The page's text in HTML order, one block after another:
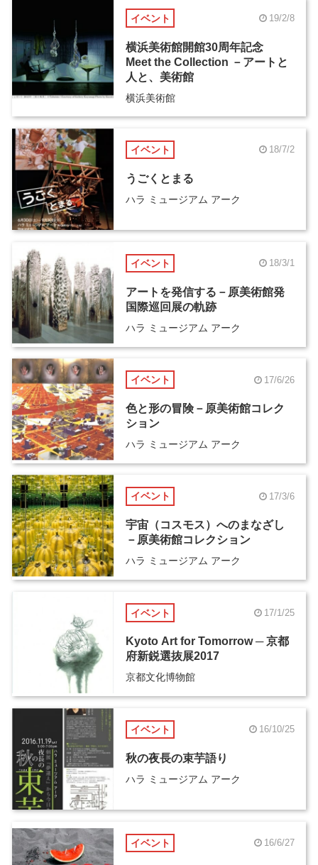
イベント 19/2/8
横浜美術館開館30周年記念
Meet the Collection －アートと
人と、美術館
横浜美術館
イベント 18/7/2
うごくとまる
ハラ ミュージアム アーク
イベント 18/3/1
アートを発信する－原美術館発
国際巡回展の軌跡
ハラ ミュージアム アーク
イベント 17/6/26
色と形の冒険－原美術館コレク
ション
ハラ ミュージアム アーク
イベント 17/3/6
宇宙（コスモス）へのまなざし
－原美術館コレクション
ハラ ミュージアム アーク
イベント 17/1/25
Kyoto Art for Tomorrow ─ 京都
府新鋭選抜展2017
京都文化博物館
イベント 16/10/25
秋の夜長の束芋語り
ハラ ミュージアム アーク
イベント 16/6/27